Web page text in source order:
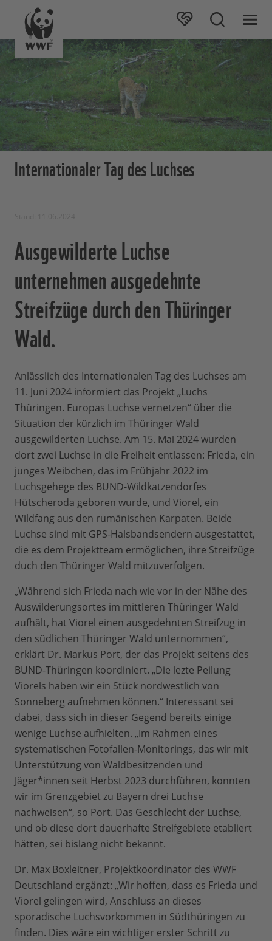
Internationaler Tag des Luchses
Ausgewilderte Luchse
unternehmen ausgedehnte
Streifzüge durch den Thüringer
Wald.
Anlässlich des Internationalen Tag des Luchses am
11. Juni 2024 informiert das Projekt „Luchs
Thüringen. Europas Luchse vernetzen“ über die
Situation der kürzlich im Thüringer Wald
ausgewilderten Luchse. Am 15. Mai 2024 wurden
dort zwei Luchse in die Freiheit entlassen: Frieda, ein
junges Weibchen, das im Frühjahr 2022 im
Luchsgehege des BUND-Wildkatzendorfes
Hütscheroda geboren wurde, und Viorel, ein
Wildfang aus den rumänischen Karpaten. Beide
Luchse sind mit GPS-Halsbandsendern ausgestattet,
die es dem Projektteam ermöglichen, ihre Streifzüge
duch den Thüringer Wald mitzuverfolgen.
„Während sich Frieda nach wie vor in der Nähe des
Auswilderungsortes im mittleren Thüringer Wald
aufhält, hat Viorel einen ausgedehnten Streifzug in
den südlichen Thüringer Wald unternommen“,
erklärt Dr. Markus Port, der das Projekt seitens des
BUND-Thüringen koordiniert. „Die lezte Peilung
Viorels haben wir ein Stück nordwestlich von
Sonneberg aufnehmen können.“ Interessant sei
dabei, dass sich in dieser Gegend bereits einige
wenige Luchse aufhielten. „Im Rahmen eines
systematischen Fotofallen-Monitorings, das wir mit
Unterstützung von Waldbesitzenden und
Jäger*innen seit Herbst 2023 durchführen, konnten
wir im Grenzgebiet zu Bayern drei Luchse
nachweisen“, so Port. Das Geschlecht der Luchse,
und ob diese dort dauerhafte Streifgebiete etabliert
hätten, sei bislang nicht bekannt.
Dr. Max Boxleitner, Projektkoordinator des WWF
Deutschland ergänzt: „Wir hoffen, dass es Frieda und
Viorel gelingen wird, Anschluss an dieses
sporadische Luchsvorkommen in Südthüringen zu
finden. Dies wäre ein wichtiger erster Schritt zu